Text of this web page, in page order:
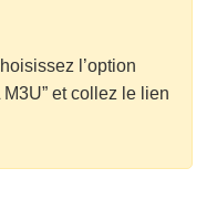
l’option
et collez le lien